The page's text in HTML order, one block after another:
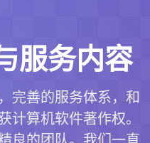
服务内容
完善的服务体系，和
计算机软件著作权。